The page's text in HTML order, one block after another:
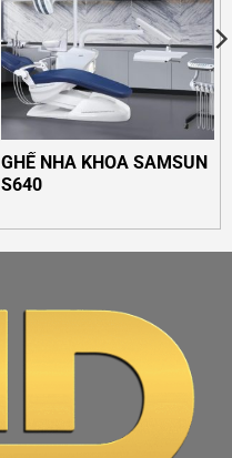
GHẾ NHA KHOA SAMSUN
S640